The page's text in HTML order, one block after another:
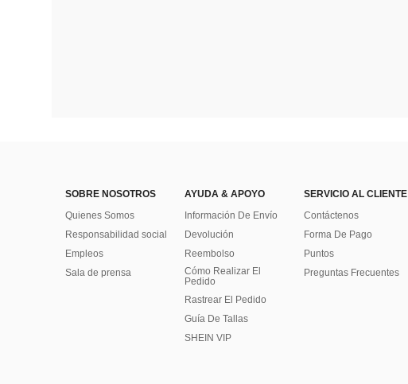
SOBRE NOSOTROS
Quienes Somos
Responsabilidad social
Empleos
Sala de prensa
AYUDA & APOYO
Información De Envío
Devolución
Reembolso
Cómo Realizar El
Pedido
Rastrear El Pedido
Guía De Tallas
SHEIN VIP
SERVICIO AL CLIENTE
Contáctenos
Forma De Pago
Puntos
Preguntas Frecuentes